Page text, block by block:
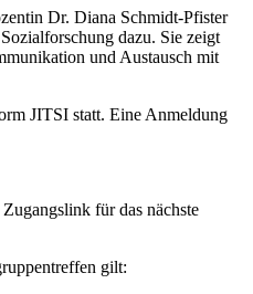
Dr. Diana Schmidt-Pfister
dazu. Sie zeigt
und Austausch mit
JITSI statt. Eine Anmeldung
für das nächste
gilt: